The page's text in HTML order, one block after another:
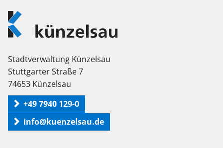
Logo
Künzelsau
Stadtverwaltung Künzelsau
Stuttgarter Straße 7
74653 Künzelsau
+49 7940 129-0
info@kuenzelsau.de